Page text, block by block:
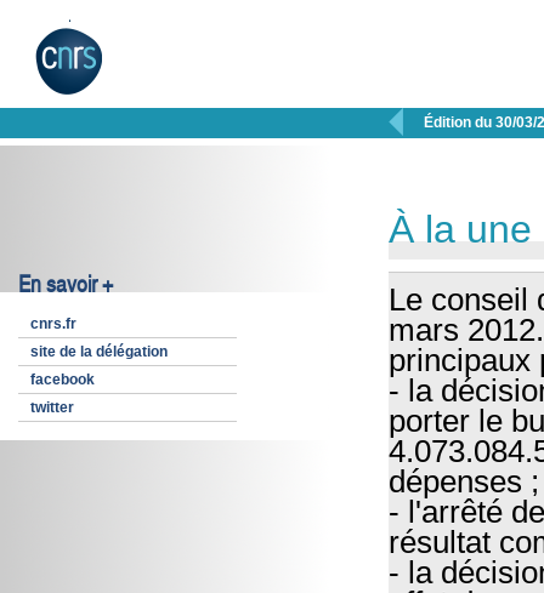
 Édition du 30/03/
En savoir +
cnrs.fr
site de la délégation
facebook
twitter
À la une
Le conseil
mars
principaux
- la
porter le
dépenses ;
- l'arrêté
résultat
- la